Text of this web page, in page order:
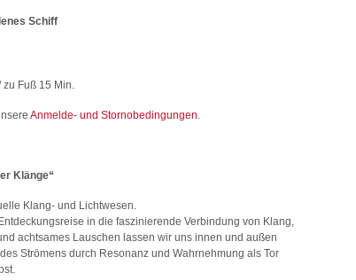
Schiff
zu Fuß 15 Min.
Anmelde- und Stornobedingungen.
Klänge“
Klang- und Lichtwesen.
in die faszinierende Verbindung von Klang,
achtsames Lauschen lassen wir uns innen und außen
Strömens durch Resonanz und Wahrnehmung als Tor